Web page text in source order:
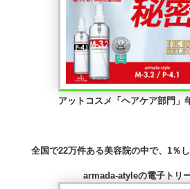
アットコスメ「ヘアケア部門」
全国で22万件ある美容院の中で、1％
armada-atyleの電子トリ